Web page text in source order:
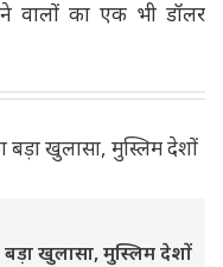
वालों का एक भी डॉलर
बड़ा खुलासा, मुस्लिम देशों